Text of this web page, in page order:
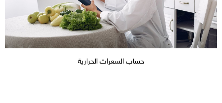
حساب السعرات الحرارية